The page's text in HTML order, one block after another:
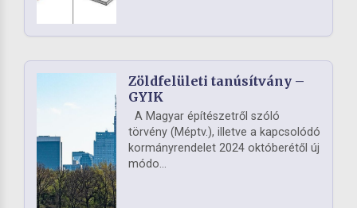
Zöldfelületi tanúsítvány –
GYIK
A Magyar építészetről szóló
törvény (Méptv.), illetve a kapcsolódó
kormányrendelet 2024 októberétől új
módo...